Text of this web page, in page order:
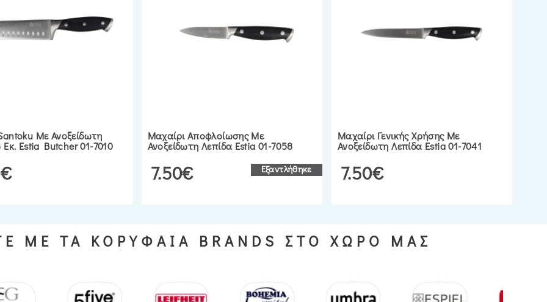
Με Ανοξείδωτη
Εκ. Estia Butcher 01-7010
Μαχαίρι Αποφλοίωσης Με
Ανοξείδωτη Λεπίδα Estia 01-7058
7.50€ Εξαντλήθηκε
Μαχαίρι Γενικής Χρήσης Με
Ανοξείδωτη Λεπίδα Estia 01-7041
7.50€
ΜΕ ΤΑ ΚΟΡΥΦΑΙΑ BRANDS ΣΤΟ ΧΩΡΟ ΜΑΣ